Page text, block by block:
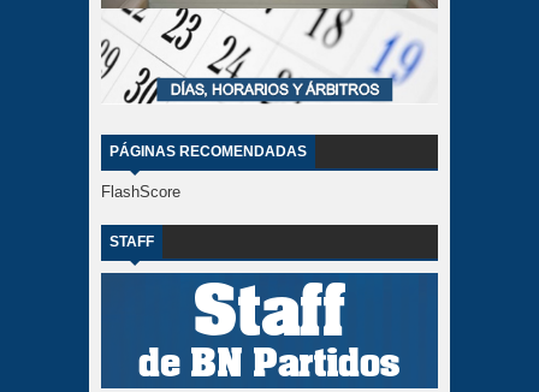
PÁGINAS RECOMENDADAS
FlashScore
STAFF